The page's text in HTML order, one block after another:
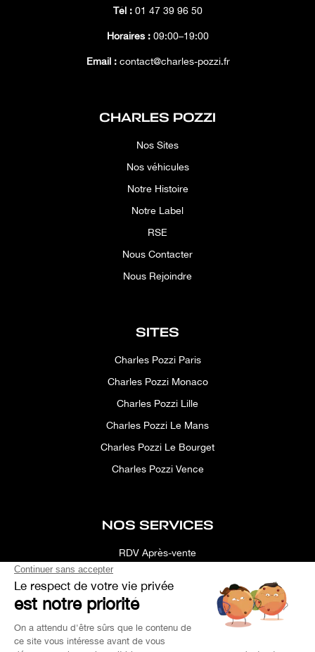
Tél : 01 47 39 96 50
Horaires : 09:00–19:00
Email :contact@charles-pozzi.fr
CHARLES POZZI
Nos Sites
Nos véhicules
Notre Histoire
Notre Label
RSE
Nous Contacter
Nous Rejoindre
SITES
Charles Pozzi Paris
Charles Pozzi Monaco
Charles Pozzi Lille
Charles Pozzi Le Mans
Charles Pozzi Le Bourget
Charles Pozzi Vence
NOS SERVICES
RDV Après-vente
Simulateur
Recherche Personnalisée